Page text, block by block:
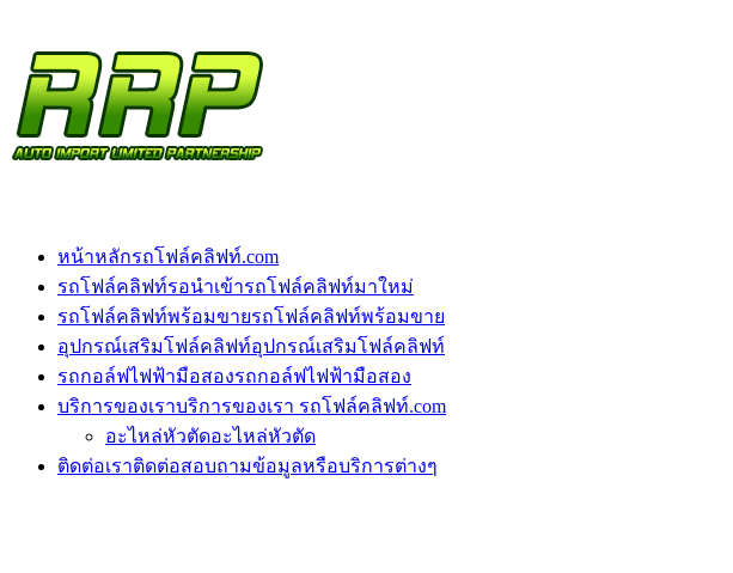
หน้าหลักรถโฟล์คลิฟท์.com
รถโฟล์คลิฟท์รอนำเข้ารถโฟล์คลิฟท์มาใหม่
รถโฟล์คลิฟท์พร้อมขายรถโฟล์คลิฟท์พร้อมขาย
อุปกรณ์เสริมโฟล์คลิฟท์อุปกรณ์เสริมโฟล์คลิฟท์
รถกอล์ฟไฟฟ้ามือสองรถกอล์ฟไฟฟ้ามือสอง
บริการของเราบริการของเรา รถโฟล์คลิฟท์.com
อะไหล่หัวตัดอะไหล่หัวตัด
ติดต่อเราติดต่อสอบถามข้อมูลหรือบริการต่างๆ